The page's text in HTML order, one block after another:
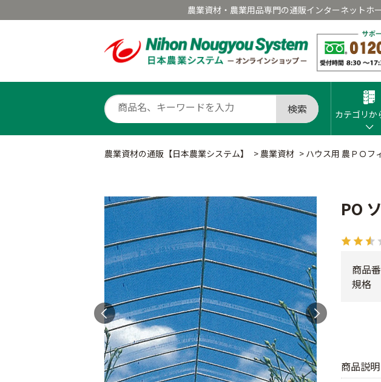
農業資材・農業用品専門の通販インターネットホ
検索 カテゴリか
農業資材の通販【日本農業システム】 > 農業資材 > ハウス用 農ＰＯフ
PO
商品説明
商品
規格